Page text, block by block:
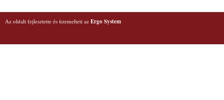
Az oldalt fejlesztette és üzemelteti az Ergo System